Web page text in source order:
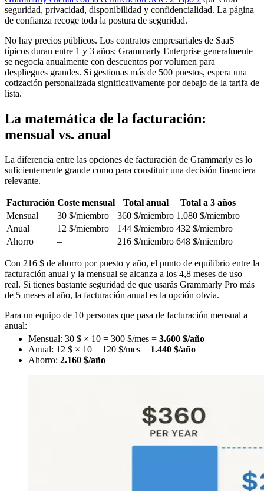
seguridad, privacidad, disponibilidad y confidencialidad. La página
de confianza recoge toda la postura de seguridad.
No hay precios públicos. Los contratos empresariales de SaaS
típicos duran entre 1 y 3 años; Grammarly Enterprise generalmente
se negocia anualmente con descuentos por volumen para
despliegues grandes. Si gestionas más de 500 puestos, espera una
cotización personalizada significativamente por debajo de la tarifa de
lista.
La matemática de la facturación:
mensual vs. anual
La diferencia entre las opciones de facturación de Grammarly es lo
suficientemente grande como para constituir una decisión financiera
relevante.
Facturación Coste mensual Total anual
Total a 3 años
Mensual
30 $/miembro 360 $/miembro 1.080 $/miembro
Anual
12 $/miembro 144 $/miembro 432 $/miembro
Ahorro
– 216 $/miembro 648 $/miembro
Con 216 $ de ahorro por puesto y año, el punto de equilibrio entre la
facturación anual y la mensual se alcanza a los 4,8 meses de uso
real. Si tienes bastante seguridad de que usarás Grammarly Pro más
de 5 meses al año, la facturación anual es la opción obvia.
Para un equipo de 10 personas que pasa de facturación mensual a
anual:
Mensual: 30 $ × 10 = 300 $/mes = 3.600 $/año
Anual: 12 $ × 10 = 120 $/mes = 1.440 $/año
Ahorro: 2.160 $/año